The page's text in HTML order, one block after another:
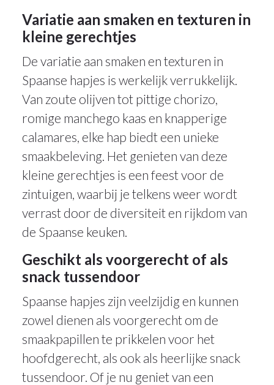
Variatie aan smaken en texturen in
kleine gerechtjes
De variatie aan smaken en texturen in
Spaanse hapjes is werkelijk verrukkelijk.
Van zoute olijven tot pittige chorizo,
romige manchego kaas en knapperige
calamares, elke hap biedt een unieke
smaakbeleving. Het genieten van deze
kleine gerechtjes is een feest voor de
zintuigen, waarbij je telkens weer wordt
verrast door de diversiteit en rijkdom van
de Spaanse keuken.
Geschikt als voorgerecht of als
snack tussendoor
Spaanse hapjes zijn veelzijdig en kunnen
zowel dienen als voorgerecht om de
smaakpapillen te prikkelen voor het
hoofdgerecht, als ook als heerlijke snack
tussendoor. Of je nu geniet van een